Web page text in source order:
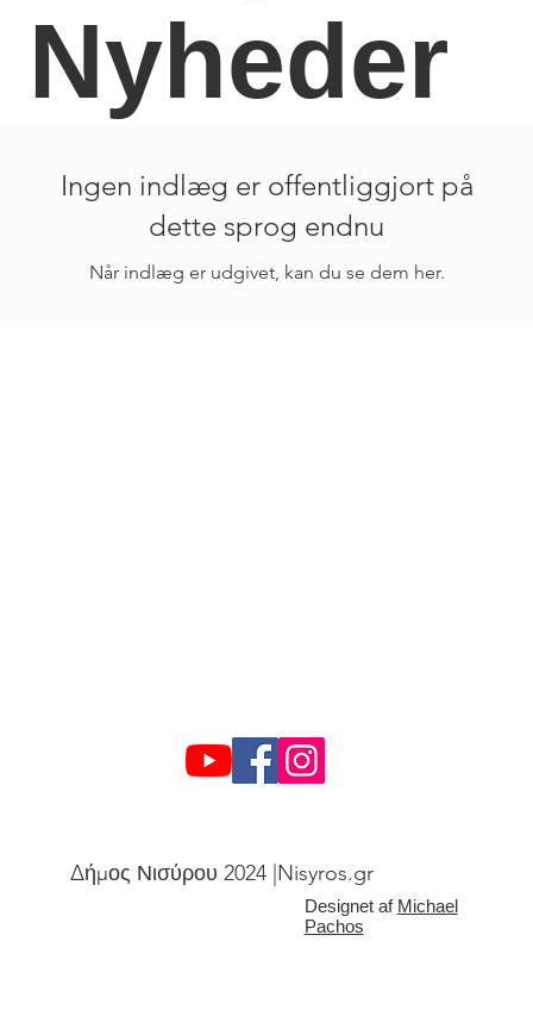
Nyheder
Ingen indlæg er offentliggjort på
dette sprog endnu
Når indlæg er udgivet, kan du se dem her.
Δήμος Νισύρου 2024 |Nisyros.gr
Designet af Michael
Pachos